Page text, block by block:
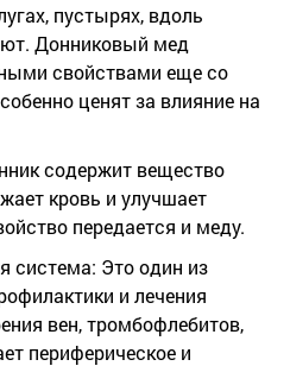
пустырях, вдоль
Донниковый мед
свойствами еще со
ценят за влияние на
содержит вещество
кровь и улучшает
передается и меду.
система: Это один из
и лечения
вен, тромбофлебитов,
периферическое и